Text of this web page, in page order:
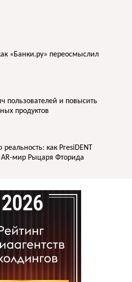
«Банки.ру» переосмыслил
пользователей и повысить
продуктов
как PresiDENT
AR-мир Рыцаря Фторида